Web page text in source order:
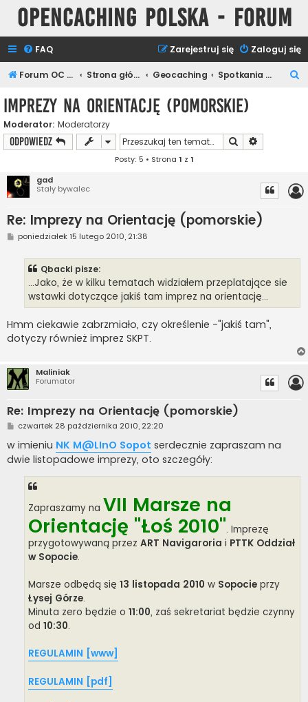
Opencaching Polska - Forum
FAQ Zaloguj się
Zarejestruj się
Forum OC PL Strona główna Geocaching Spotkania Keszerów
Imprezy na Orientację (pomorskie)
Moderator: Moderatorzy
ODPOWIEDZ Szukaj
Posty: 5 • Strona 1 z 1
gad
Stały bywalec
Re: Imprezy na Orientację (pomorskie)
P
o
poniedziałek 15 lutego 2010, 21:38
Qbacki pisze:
...Jako, że w kilku tematach widziałem przeplatające sie
wstawki dotyczące jakiś tam imprez na orientację...
Hmm ciekawie zabrzmiało, czy określenie -"jakiś tam",
dotyczy również imprez SKPT.
Maliniak
Forumator
Re: Imprezy na Orientację (pomorskie)
P
s
czwartek 28 października 2010, 22:20
w imieniu NK M@LInO Sopot serdecznie zapraszam na
dwie listopadowe imprezy, oto szczegóły:
Zapraszamy na VII Marsze na
Orientację "Łoś 2010". Imprezę
przygotowywaną przez ART Navigaroria i PTTK Oddział
w Sopocie.
Marsze odbędą się 13 listopada 2010 w Sopocie przy
Łysej Górze.
Minuta zero będzie o 11:00, zaś sekretariat będzie czynny
od 10:30.
REGULAMIN [www]
REGULAMIN [pdf]